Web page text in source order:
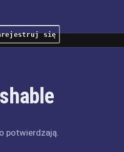
się
potwierdzają.